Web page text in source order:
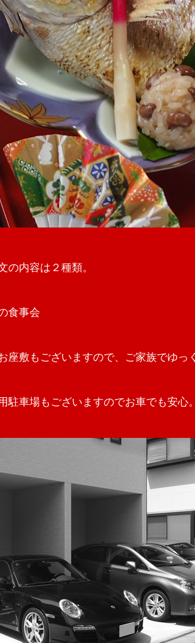
の内容は２種類。
食事会
座敷もございますので、ご家族でゆっ
駐車場もございますのでお車でも安心。